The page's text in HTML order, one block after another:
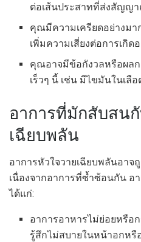
ต่อเส้นประสาทที่ส่งสัญญ
คุณมีความเครียดอย่างมา
เพิ่มความเสี่ยงต่อการเกิด
คุณอาจมีข้อกังวลหรือผล
เร็วๆ นี้ เช่น มีไขมันในเลื
อาการที่มักสับสน
เฉียบพลัน
อาการหัวใจวายเฉียบพลันอาจ
เนื่องจากอาการที่ซ้ำซ้อนกัน อ
ได้แก่:
อาการอาหารไม่ย่อยหรือ
รู้สึกไม่สบายในหน้าอกห